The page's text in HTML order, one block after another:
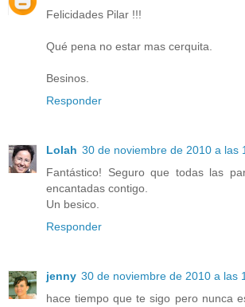
Felicidades Pilar !!!
Qué pena no estar mas cerquita.
Besinos.
Responder
Lolah 30 de noviembre de 2010 a las
Fantástico! Seguro que todas las
encantadas contigo.
Un besico.
Responder
jenny 30 de noviembre de 2010 a las
hace tiempo que te sigo pero nunca